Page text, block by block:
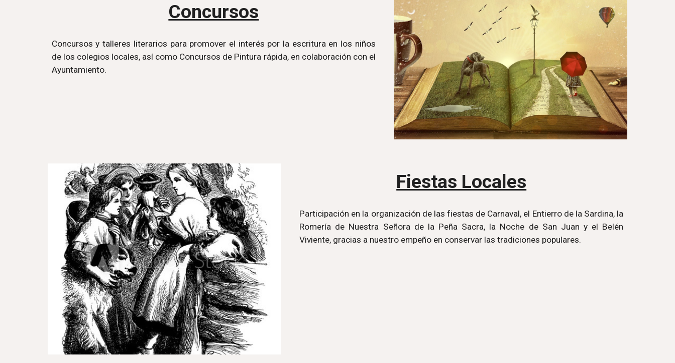
Concursos
Concursos y talleres literarios para promover el interés por la escritura en los niños
de los colegios locales, así como Concursos de Pintura rápida, en colaboración con el
Ayuntamiento.
Fiestas Locales
Participación en la organización de las fiestas de Carnaval, el Entierro de la Sardina, la
Romería de Nuestra Señora de la Peña Sacra, la Noche de San Juan y el Belén
Viviente, gracias a nuestro empeño en conservar las tradiciones populares.